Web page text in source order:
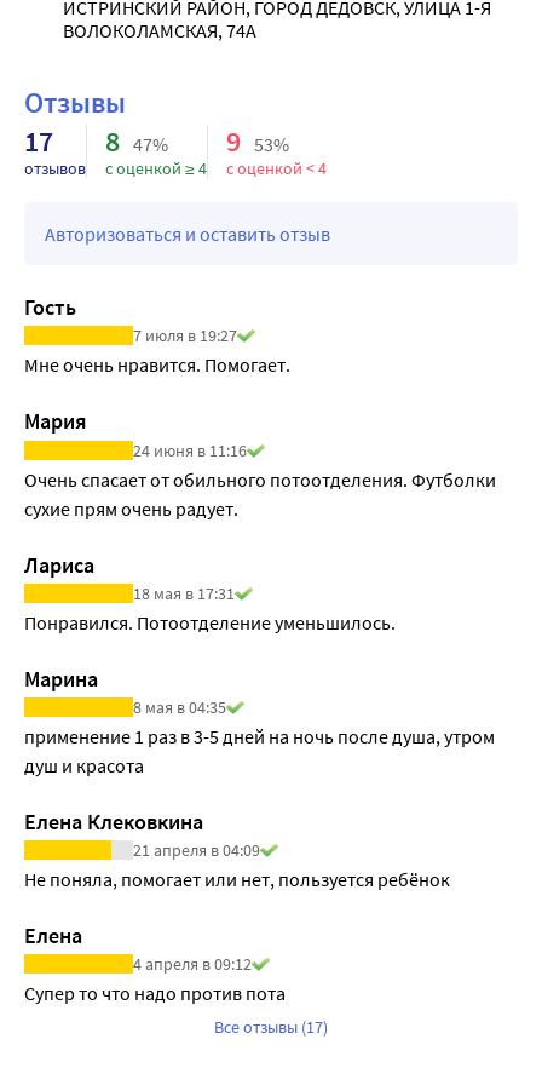
эффективным средством при применении согласно
инструкции.
Результат: нормализует потоотделение.
Надежная и бережная защита на весь день.
ИСТРИНСКИЙ РАЙОН, ГОРОД ДЕДОВСК, УЛИЦА 1-Я
ВОЛОКОЛАМСКАЯ, 74А
Отзывы
17
отзывов
8 47%
с оценкой ≥ 4
9 53%
с оценкой < 4
Авторизоваться и оставить отзыв
Гость
7 июля в 19:27
Мне очень нравится. Помогает.
Мария
24 июня в 11:16
Очень спасает от обильного потоотделения. Футболки
сухие прям очень радует.
Лариса
18 мая в 17:31
Понравился. Потоотделение уменьшилось.
Марина
8 мая в 04:35
применение 1 раз в 3-5 дней на ночь после душа, утром
душ и красота
Елена Клековкина
21 апреля в 04:09
Не поняла, помогает или нет, пользуется ребёнок
Елена
4 апреля в 09:12
Супер то что надо против пота
Все отзывы (17)